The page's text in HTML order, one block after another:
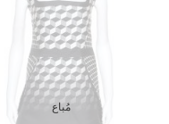
مُباع